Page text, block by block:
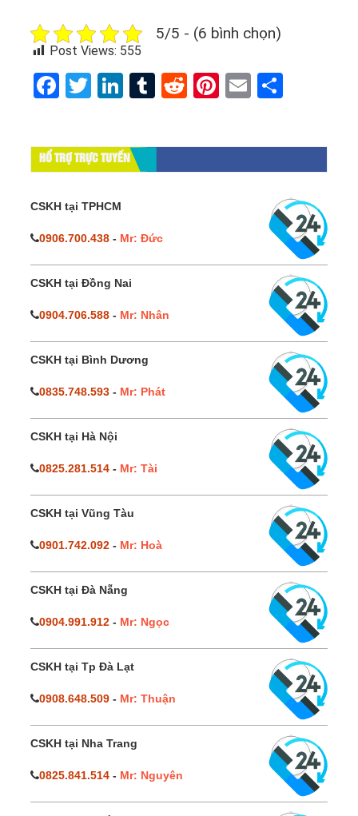
5/5 - (6 bình chọn)
Post Views: 555
Facebook
Twitter
LinkedIn
Tumblr
RedditPinterest
Email
HỔ TRỢ TRỰC TUYẾN
CSKH tại TPHCM
0906.700.438 - Mr: Đức
CSKH tại Đồng Nai
0904.706.588 - Mr: Nhân
CSKH tại Bình Dương
0835.748.593 - Mr: Phát
CSKH tại Hà Nội
0825.281.514 - Mr: Tài
CSKH tại Vũng Tàu
0901.742.092 - Mr: Hoà
CSKH tại Đà Nẵng
0904.991.912 - Mr: Ngọc
CSKH tại Tp Đà Lạt
0908.648.509 - Mr: Thuận
CSKH tại Nha Trang
0825.841.514 - Mr: Nguyên